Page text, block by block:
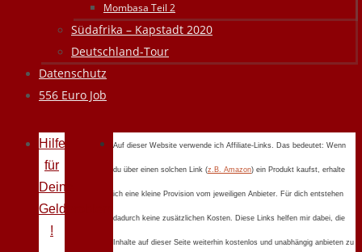
Mombasa Teil 2
Südafrika – Kapstadt 2020
Deutschland-Tour
Datenschutz
556 Euro Job
Hilfe
für
Deine
Geldprobleme
!
Auf dieser Website verwende ich Affiliate-Links. Das bedeutet: Wenn
du über einen solchen Link (z.B. Amazon) ein Produkt kaufst, erhalte
ich eine kleine Provision vom jeweiligen Anbieter. Für dich entstehen
dadurch keine zusätzlichen Kosten. Diese Links helfen mir dabei, die
Inhalte auf dieser Seite weiterhin kostenlos und unabhängig anbieten zu